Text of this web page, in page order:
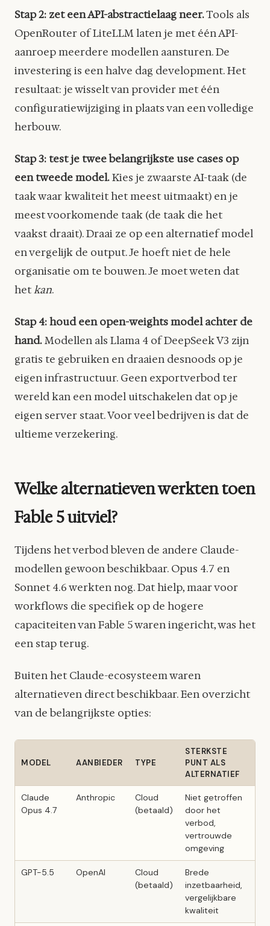
Stap 2: zet een API-abstractielaag neer.Tools als
OpenRouter of LiteLLM laten je met één API-
aanroep meerdere modellen aansturen. De
investering is een halve dag development. Het
resultaat: je wisselt van provider met één
configuratiewijziging in plaats van een volledige
herbouw.
Stap 3: test je twee belangrijkste use cases op
een tweede model.Kies je zwaarste AI-taak (de
taak waar kwaliteit het meest uitmaakt) en je
meest voorkomende taak (de taak die het
vaakst draait). Draai ze op een alternatief model
en vergelijk de output. Je hoeft niet de hele
organisatie om te bouwen. Je moet weten dat
hetkan.
Stap 4: houd een open-weights model achter de
hand.Modellen als Llama 4 of DeepSeek V3 zijn
gratis te gebruiken en draaien desnoods op je
eigen infrastructuur. Geen exportverbod ter
wereld kan een model uitschakelen dat op je
eigen server staat. Voor veel bedrijven is dat de
ultieme verzekering.
Welke alternatieven werkten toen
Fable 5 uitviel?
Tijdens het verbod bleven de andere Claude-
modellen gewoon beschikbaar. Opus 4.7 en
Sonnet 4.6 werkten nog. Dat hielp, maar voor
workflows die specifiek op de hogere
capaciteiten van Fable 5 waren ingericht, was het
een stap terug.
Buiten het Claude-ecosysteem waren
alternatieven direct beschikbaar. Een overzicht
van de belangrijkste opties:
MODEL AANBIEDER TYPE
STERKSTE
PUNT ALS
ALTERNATIEF
Claude
Opus 4.7
Anthropic
Cloud
(betaald)
Niet getroffen
door het
verbod,
vertrouwde
omgeving
GPT-5.5 OpenAI
Cloud
(betaald)
Brede
inzetbaarheid,
vergelijkbare
kwaliteit